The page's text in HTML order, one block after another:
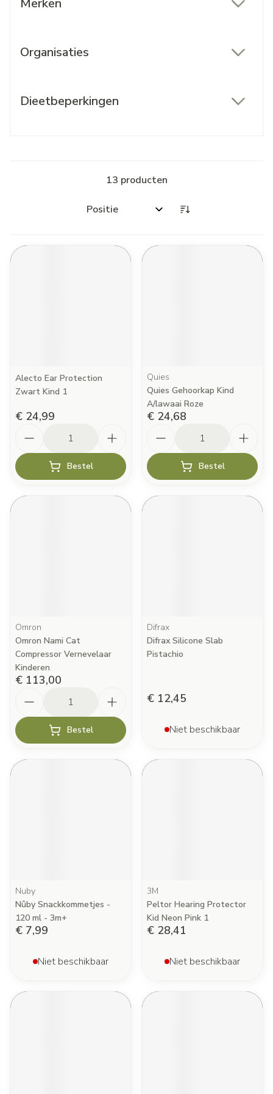
Merken
Organisaties
Dieetbeperkingen
13 producten
Sorteer op:
Alecto Ear Protection
Zwart Kind 1
€ 24,99
Bestel
Quies
Quies Gehoorkap Kind
A/lawaai Roze
€ 24,68
Bestel
Omron
Omron Nami Cat
Compressor Vernevelaar
Kinderen
€ 113,00
Bestel
Difrax
Difrax Silicone Slab
Pistachio
€ 12,45
Niet beschikbaar
Nuby
Nûby Snackkommetjes -
120 ml - 3m+
€ 7,99
Niet beschikbaar
3M
Peltor Hearing Protector
Kid Neon Pink 1
€ 28,41
Niet beschikbaar